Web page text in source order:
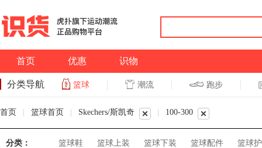
首页 优惠 识物
分类导航 篮球 潮流 跑步
首页 篮球首页 Skechers/斯凯奇 100-300
分类： 篮球鞋 篮球上装 篮球下装 篮球配件 篮球